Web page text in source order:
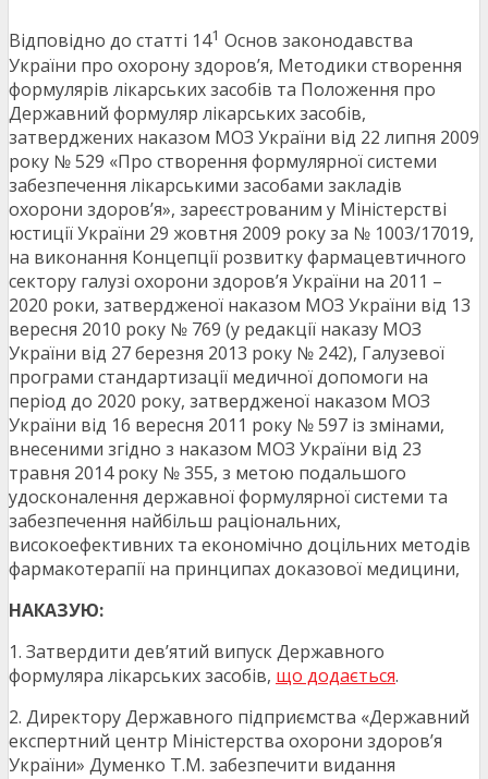
Відповідно до статті 141 Основ законодавства
України про охорону здоров’я, Методики створення
формулярів лікарських засобів та Положення про
Державний формуляр лікарських засобів,
затверджених наказом МОЗ України від 22 липня 2009
року № 529 «Про створення формулярної системи
забезпечення лікарськими засобами закладів
охорони здоров’я», зареєстрованим у Міністерстві
юстиції України 29 жовтня 2009 року за № 1003/17019,
на виконання Концепції розвитку фармацевтичного
сектору галузі охорони здоров’я України на 2011 –
2020 роки, затвердженої наказом МОЗ України від 13
вересня 2010 року № 769 (у редакції наказу МОЗ
України від 27 березня 2013 року № 242), Галузевої
програми стандартизації медичної допомоги на
період до 2020 року, затвердженої наказом МОЗ
України від 16 вересня 2011 року № 597 із змінами,
внесеними згідно з наказом МОЗ України від 23
травня 2014 року № 355, з метою подальшого
удосконалення державної формулярної системи та
забезпечення найбільш раціональних,
високоефективних та економічно доцільних методів
фармакотерапії на принципах доказової медицини,
НАКАЗУЮ:
1. Затвердити дев’ятий випуск Державного
формуляра лікарських засобів, що додається.
2. Директору Державного підприємства «Державний
експертний центр Міністерства охорони здоров’я
України» Думенко Т.М. забезпечити видання